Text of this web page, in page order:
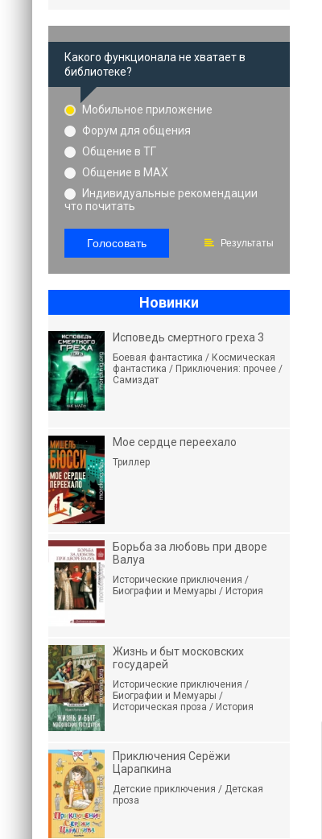
Какого функционала не хватает в
библиотеке?
Мобильное приложение
Форум для общения
Общение в ТГ
Общение в MAX
Индивидуальные рекомендации
что почитать
Голосовать Результаты
Новинки
Исповедь смертного греха 3
Боевая фантастика / Космическая
фантастика / Приключения: прочее /
Самиздат
Мое сердце переехало
Триллер
Борьба за любовь при дворе
Валуа
Исторические приключения /
Биографии и Мемуары / История
Жизнь и быт московских
государей
Исторические приключения /
Биографии и Мемуары /
Историческая проза / История
Приключения Серёжи
Царапкина
Детские приключения / Детская
проза